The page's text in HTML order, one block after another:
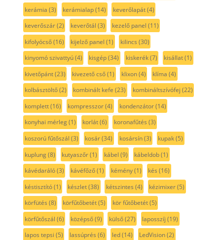
kerámia (3) kerámialap(14) keverőlapát(4)
keverőszár(2) keverőtál (3) kezelő panel (11)
kifolyócső(16) kijelző panel (1) kilincs (30)
kinyomó szivattyú(4) kisgép(34) kiskerék(7) kisállat(1)
kivetőpánt(23) kivezető cső(1) klixon(4) klíma (4)
kolbásztöltő(2) kombinált kefe (23) kombináltszívófej (22)
komplett(16) kompresszor(4) kondenzátor(14)
konyhai mérleg(1) korlát(6) koronafűtés (3)
koszorú fűtőszál (3) kosár(34) kosársín(3) kupak(5)
kuplung(8) kutyaszőr(1) kábel (9) kábeldob(1)
kávédaráló(3) kávéfőző(1) kémény(1) kés (16)
késtisztító(1) készlet(38) kétszintes (4) kézimixer(5)
körfütés (8) körfűtőbetét(5) kör fűtőbetét(5)
körfűtőszál (6) középső(9) külső(27) laposszíj (19)
lapos tepsi (5) lassúprés (6) led(14) LedVision(2)